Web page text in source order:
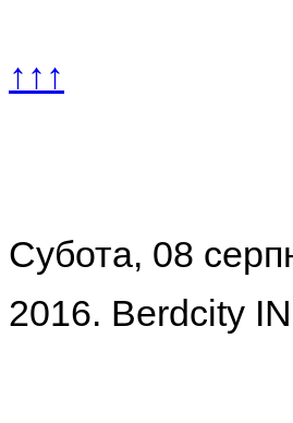
↑↑↑
Субота, 08
2016. Berdcity